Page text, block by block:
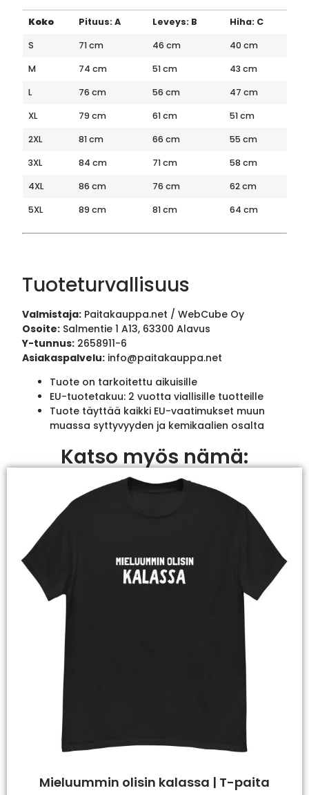
Koko Pituus: A Leveys: B
Hiha: C
S
71 cm 46 cm
40 cm
M
74 cm 51 cm
43 cm
L
76 cm 56 cm
47 cm
XL
79 cm 61 cm
51 cm
2XL
81 cm 66 cm
55 cm
3XL
84 cm 71 cm
58 cm
4XL
86 cm 76 cm
62 cm
5XL
89 cm 81 cm 64 cm
Tuoteturvallisuus
Valmistaja: Paitakauppa.net / WebCube Oy
Osoite: Salmentie 1 A13, 63300 Alavus
Y-tunnus: 2658911-6
Asiakaspalvelu: info@paitakauppa.net
Tuote on tarkoitettu aikuisille
EU-tuotetakuu: 2 vuotta viallisille tuotteille
Tuote täyttää kaikki EU-vaatimukset muun
muassa syttyvyyden ja kemikaalien osalta
Katso myös nämä:
Mieluummin olisin kalassa | T-paita